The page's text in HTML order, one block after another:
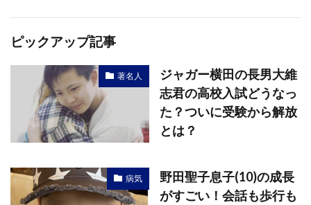
ピックアップ記事
著名人
ジャガー横田の長男大維
志君の高校入試どうなっ
た？ついに受験から解放
とは？
病気
野田聖子息子(10)の成長
がすごい！会話も歩行も